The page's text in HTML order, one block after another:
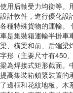
使用后軸受力均衡等。
設計軟件，進行優化設
各種特殊貨物的運輸
車是集裝箱運輸半掛車
梁、橫梁和前、后端梁
字形（主要尺寸有450
梁為焊接式矩形截面。
提高集裝箱鎖緊裝置的
了邊框和花紋地板。木